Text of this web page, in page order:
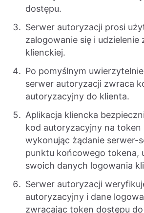
dostępu.
Serwer autoryzacji prosi
zalogowanie się i udzielenie
klienckiej.
Po pomyślnym
serwer autoryzacji zwraca
autoryzacyjny do klienta.
Aplikacja kliencka
kod autoryzacyjny na token
wykonując żądanie serwer-
punktu końcowego tokena,
swoich danych logowania
Serwer autoryzacji
autoryzacyjny i dane
zwracając token dostępu